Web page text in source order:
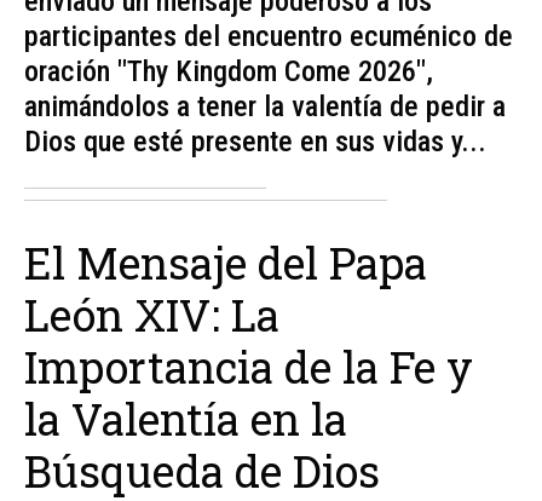
participantes del encuentro ecuménico de
oración "Thy Kingdom Come 2026",
animándolos a tener la valentía de pedir a
Dios que esté presente en sus vidas y...
El Mensaje del Papa
León XIV: La
Importancia de la Fe y
la Valentía en la
Búsqueda de Dios